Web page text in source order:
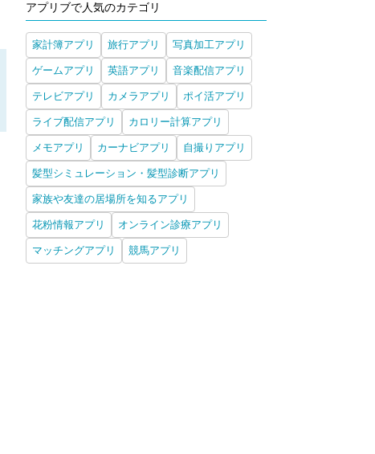
アプリブで人気のカテゴリ
家計簿アプリ 旅行アプリ 写真加工アプリ
ゲームアプリ 英語アプリ 音楽配信アプリ
テレビアプリ カメラアプリ ポイ活アプリ
ライブ配信アプリ カロリー計算アプリ
メモアプリ カーナビアプリ 自撮りアプリ
髪型シミュレーション・髪型診断アプリ
家族や友達の居場所を知るアプリ
花粉情報アプリ オンライン診療アプリ
マッチングアプリ 競馬アプリ